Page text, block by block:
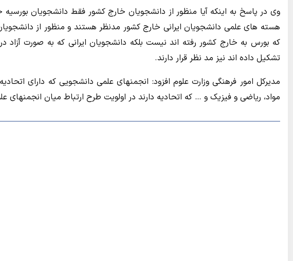
وی در پاسخ به اینکه آیا منظور از دانشجویان خارج کشور فقط دانشجویان
هسته های علمی دانشجویان ایرانی خارج کشور مدنظر هستند و منظور از
که بورس به خارج کشور رفته اند نیست بلکه دانشجویان ایرانی که به صورت
تشکیل داده اند نیز مد نظر قرار دارند.
مدیرکل امور فرهنگی وزارت علوم افزود: انجمنهای علمی دانشجویی که دارای
مواد، ریاضی و فیزیک و … که اتحادیه دارند در اولویت طرح ارتباط میان انجمنهای